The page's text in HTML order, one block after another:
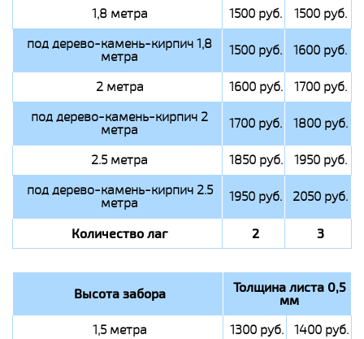
1,8 метра 1500 руб.
1500 руб.
под дерево-камень-кирпич 1,8
метра 1500 руб. 1600 руб.
2 метра 1600 руб.
1700 руб.
под дерево-камень-кирпич 2
метра 1700 руб. 1800 руб.
2.5 метра 1850 руб.
1950 руб.
под дерево-камень-кирпич 2.5
метра 1950 руб. 2050 руб.
Количество лаг 2 3
Высота забора Толщина листа 0,5
мм
1,5 метра 1300 руб.
1400 руб.